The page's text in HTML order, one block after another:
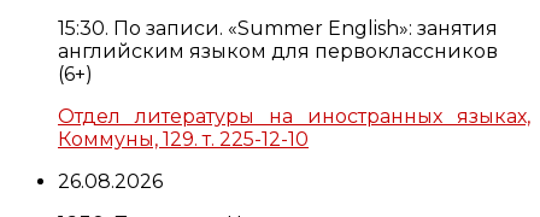
15:30. По записи. «Summer English»: занятия
английским языком для первоклассников
(6+)
Отдел литературы на иностранных языках,
Коммуны, 129. т. 225-12-10
26.08.2026